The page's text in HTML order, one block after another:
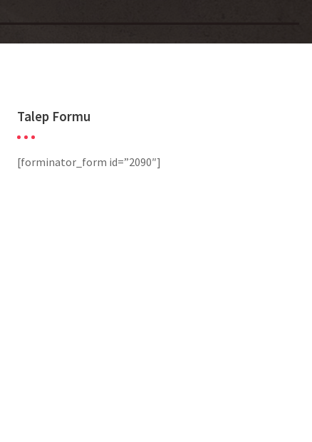
Talep Formu
[forminator_form id=”2090″]